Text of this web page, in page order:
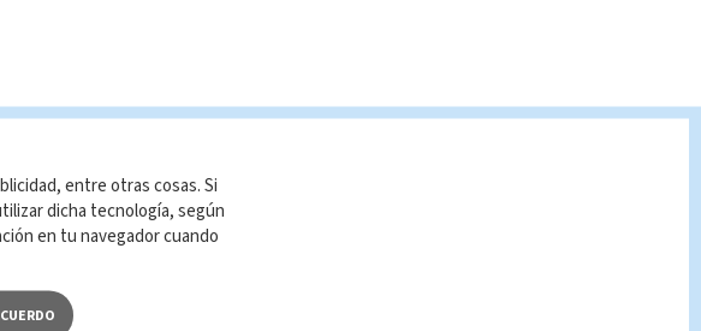
entre otras cosas. Si
dicha tecnología, según
en tu navegador cuando